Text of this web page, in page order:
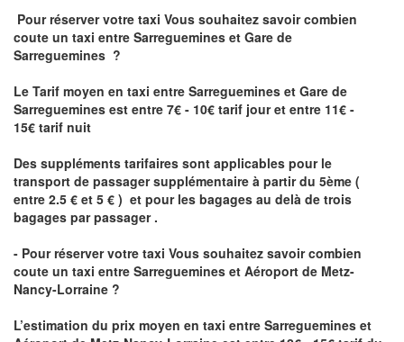
Pour réserver votre taxi Vous souhaitez savoircombien
coute un taxi entre Sarreguemines et Gare de
Sarreguemines ?
Le Tarif moyen en taxi entre Sarreguemines et Gare de
Sarreguemines est entre 7€ - 10€ tarif jour et entre 11€ -
15€ tarif nuit
Des suppléments tarifaires sont applicables pour le
transport de passager supplémentaire à partir du 5ème (
entre 2.5 € et 5 € ) et pour les bagages au delà de trois
bagages par passager .
- Pour réserver votre taxi Vous souhaitez savoircombien
coute un taxi entre Sarreguemines et Aéroport de Metz-
Nancy-Lorraine ?
L’estimation du prix moyen en taxi entre Sarreguemines et